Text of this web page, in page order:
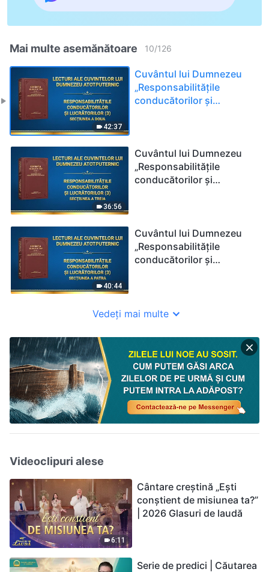
Mai multe asemănătoare 10/126
42:37
Cuvântul lui Dumnezeu
„Responsabilitățile
conducătorilor și
36:56
Cuvântul lui Dumnezeu
„Responsabilitățile
conducătorilor și
40:44
Cuvântul lui Dumnezeu
„Responsabilitățile
conducătorilor și
Vedeți mai multe
Videoclipuri alese
6:11
Cântare creștină „Ești
conștient de misiunea ta?”
| 2026 Glasuri de laudă
Serie de predici | Căutarea